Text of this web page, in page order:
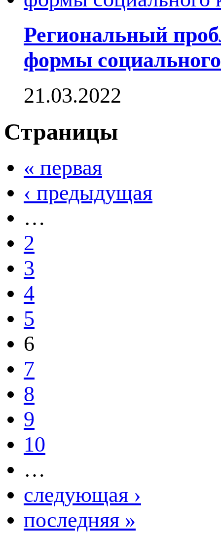
Региональный
формы
21.03.2022
Страницы
« первая
‹ предыдущая
…
2
3
4
5
6
7
8
9
10
…
следующая ›
последняя »